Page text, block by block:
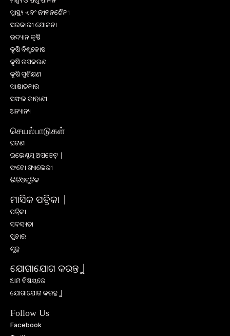
ସ୍ୱାସ୍ଥ୍ୟ ଏବଂ ଜୀବନଶୈଳୀ
ସରକାରୀ ଯୋଜନା
ଉଦ୍ୟାନ କୃଷି
କୃଷି ବିଶ୍ବକୋଷ
କୃଷି ଉପକରଣ
କୃଷି ପ୍ରଶିକ୍ଷଣ
ସାକ୍ଷାତକାର
ସଫଳ କାହାଣୀ
ଅନ୍ୟାନ୍ୟ
செயல்பாடுகள்
ଘଟଣା
ଇଭେଣ୍ଟସ୍ ଅପଡେଟ୍ |
ଫଟୋ ଗ୍ୟାଲେରୀ
ଭିଡିଓଗୁଡିକ
ମାସିକ ପତ୍ରିକା |
ପତ୍ରିକା
ସଦସ୍ୟତା
ପ୍ରଚାର
ଶୁଳ୍କ
ଯୋଗାଯୋଗ କରନ୍ତୁ |
ଆମ ବିଷୟରେ
ଯୋଗାଯୋଗ କରନ୍ତୁ |
Follow Us
Facebook